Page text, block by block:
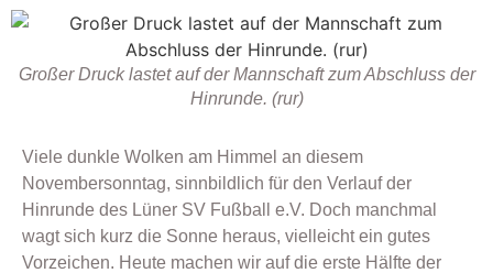
Großer Druck lastet auf der Mannschaft zum Abschluss der
Hinrunde. (rur)
Viele dunkle Wolken am Himmel an diesem
Novembersonntag, sinnbildlich für den Verlauf der
Hinrunde des Lüner SV Fußball e.V. Doch manchmal
wagt sich kurz die Sonne heraus, vielleicht ein gutes
Vorzeichen. Heute machen wir auf die erste Hälfte der